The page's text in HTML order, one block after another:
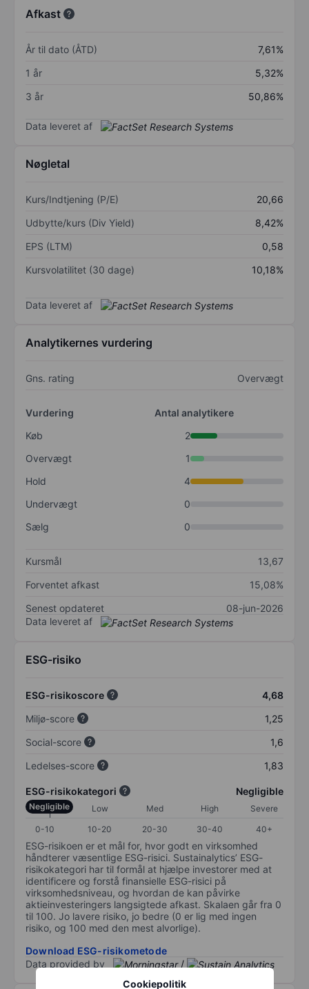
Cookiepolitik
Afkast
År til dato (ÅTD)
7,61%
1 år
5,32%
3 år
50,86%
Data leveret af
Nøgletal
Kurs/Indtjening (P/E)
20,66
Udbytte/kurs (Div Yield)
8,42%
EPS (LTM)
0,58
Kursvolatilitet (30 dage)
10,18%
Data leveret af
Analytikernes vurdering
Gns. rating Overvægt
Vurdering
Antal analytikere
Køb
2
Overvægt
1
Hold
4
Undervægt
0
Sælg
0
Kursmål
13,67
Forventet afkast
15,08%
Senest opdateret
08-jun-2026
Data leveret af
ESG-risiko
ESG-risikoscore
4,68
Miljø-score
1,25
Social-score
1,6
Ledelses-score
1,83
ESG-risikokategori Negligible
Negligible Low Med High
Severe
0-10
10-20 20-30 30-40 40+
ESG-risikoen er et mål for, hvor godt en virksomhed
håndterer væsentlige ESG-risici. Sustainalytics’ ESG-
risikokategori har til formål at hjælpe investorer med at
identificere og forstå finansielle ESG-risici på
virksomhedsniveau, og hvordan de kan påvirke
aktieinvesteringers langsigtede afkast. Skalaen går fra 0
til 100. Jo lavere risiko, jo bedre (0 er lig med ingen
risiko, og 100 med den mest alvorlige).
Download ESG-risikometode
Data provided by
/